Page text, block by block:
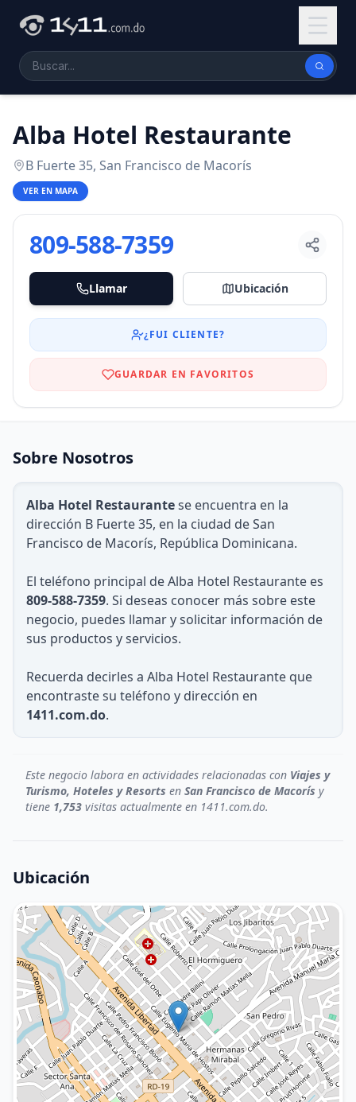
Alba Hotel Restaurante
B Fuerte 35, San Francisco de Macorís
VER EN MAPA
809-588-7359
Llamar Ubicación
¿FUI CLIENTE?
GUARDAR EN FAVORITOS
Sobre Nosotros
Alba Hotel Restaurantese encuentra en la
dirección B Fuerte 35, en la ciudad de San
Francisco de Macorís, República Dominicana.
El teléfono principal de Alba Hotel Restaurante es
809-588-7359. Si deseas conocer más sobre este
negocio, puedes llamar y solicitar información de
sus productos y servicios.
Recuerda decirles a Alba Hotel Restaurante que
encontraste su teléfono y dirección en
1411.com.do.
Este negocio labora en actividades relacionadas con Viajes y
Turismo, Hoteles y Resorts en San Francisco de Macorís y
tiene 1,753 visitas actualmente en 1411.com.do.
Ubicación